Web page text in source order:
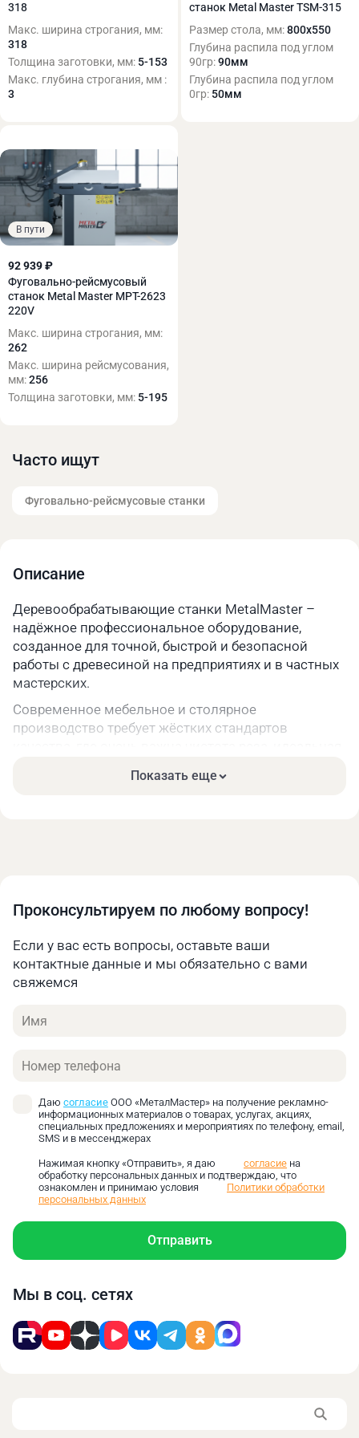
318
Макс. ширина строгания, мм:
318
Толщина заготовки, мм: 5-153
Макс. глубина строгания, мм :
3
станок Metal Master TSM-315
Размер стола, мм:800х550
Глубина распила под углом
90гр:90мм
Глубина распила под углом
0гр: 50мм
В пути
92 939 ₽
Фуговально-рейсмусовый
станок Metal Master MPT-2623
220V
Макс. ширина строгания, мм:
262
Макс. ширина рейсмусования,
мм:256
Толщина заготовки, мм: 5-195
Часто ищут
Фуговально-рейсмусовые станки
Описание
Деревообрабатывающие станки MetalMaster –
надёжное профессиональное оборудование,
созданное для точной, быстрой и безопасной
работы с древесиной на предприятиях и в частных
мастерских.
Современное мебельное и столярное
производство требует жёстких стандартов
выполнения операций. Линейка профильных
ключевые группы деревообрабатывающих станков
для дома или для мебельного производства:
Фуговально-рейсмусовые. Универсальные
комбинированные агрегаты (например, модели
серий MPT-2623, MPT-3123 и MPT-4123), которые
задачи. Сначала они создают идеальную
затем калибруют деталь строго в заданный
размер по толщине (рейсмусование).
Модификации выпускаются под стандартное
бытовое напряжение 220V и под промышленную
трёхфазную сеть 380V.
малогабаритные устройства, такие как MWP-318.
Они незаменимы, когда требуется пропустить
заготовку через ножевой вал для получения
абсолютно одинаковой толщины по всей длине
Распиловочные и циркулярные. Модели TSM-254
качественный продольный, поперечный и
и точная шкала гарантируют точное соблюдение
размеров при работе с листовыми материалами
обеспечивает аккуратный фигурный (радиусный)
Показать еще
Проконсультируем по любому вопросу!
Если у вас есть вопросы, оставьте ваши
контактные данные и мы обязательно с вами
свяжемся
Имя
Телефон
Даю согласие ООО «МеталМастер» на получение рекламно-
информационных материалов о товарах, услугах, акциях,
специальных предложениях и мероприятиях по телефону, email,
SMS и в мессенджерах
Нажимая кнопку «Отправить», я даю согласие на
обработку персональных данных и подтверждаю, что
ознакомлен и принимаю условия
Политики обработки
персональных данных
Отправить
Мы в соц. сетях